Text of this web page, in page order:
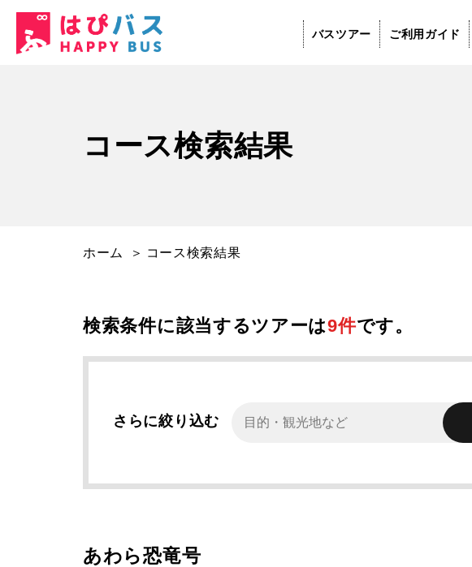
コ
ー
バスツアー ご利用ガイド
コース検索結果
ホーム コース検索結果
検索条件に該当するツアーは9件です。
さらに絞り込む
あわら恐竜号